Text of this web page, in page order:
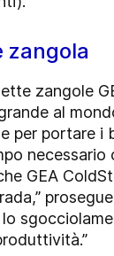
zangola
zangole
al
per portare i
GEA